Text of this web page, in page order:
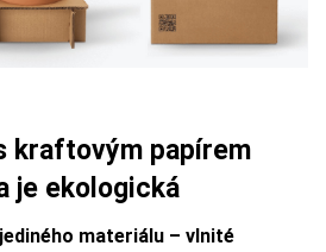
kraftovým papírem
je ekologická
jediného materiálu – vlnité